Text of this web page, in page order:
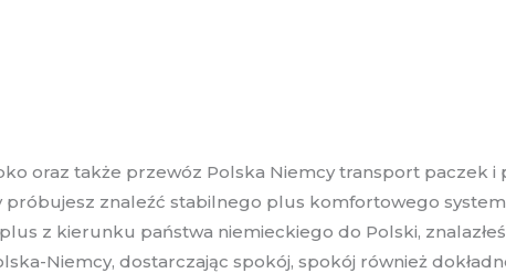
oraz także przewóz Polska Niemcy transport paczek i
próbujesz znaleźć stabilnego plus komfortowego
z kierunku państwa niemieckiego do Polski,
Niemcy, dostarczając spokój, spokój również